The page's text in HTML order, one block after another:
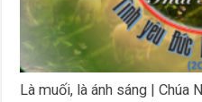
Là muối, là ánh sáng | Chúa